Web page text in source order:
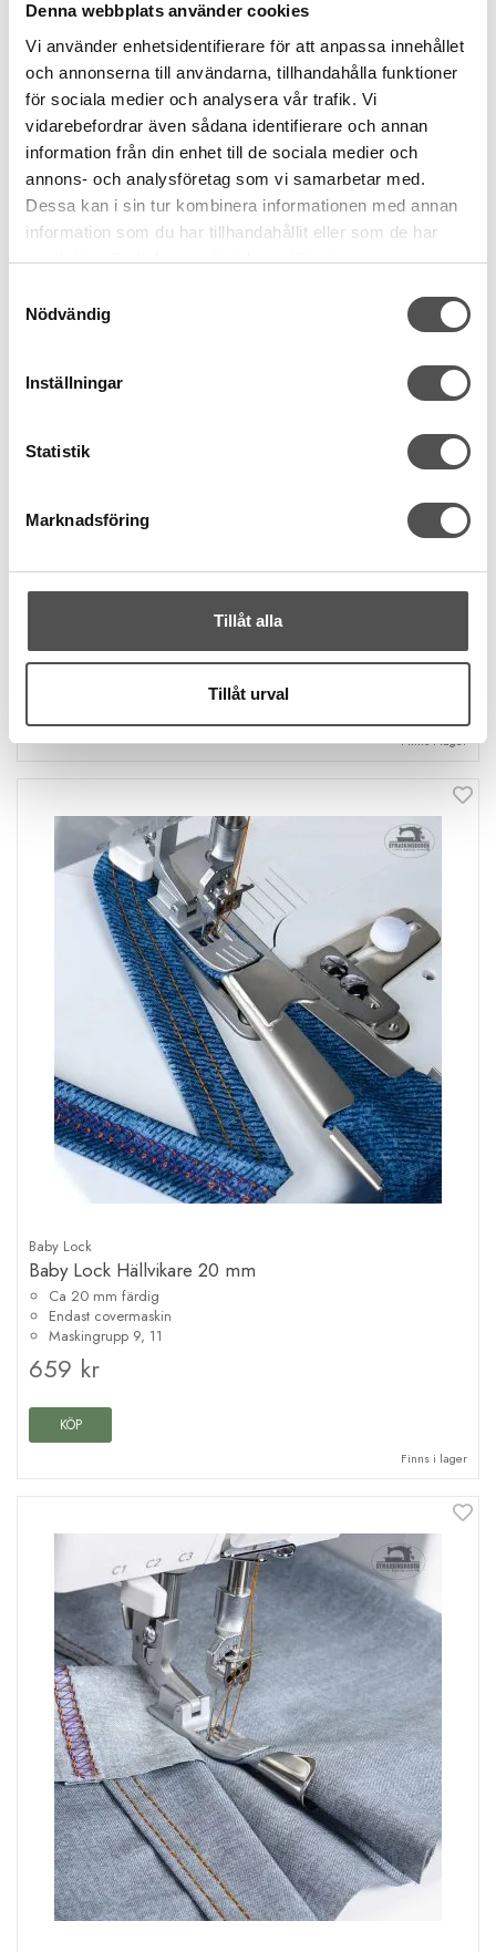
Denna webbplats använder cookies
Vi använder enhetsidentifierare för att anpassa innehållet
och annonserna till användarna, tillhandahålla funktioner
för sociala medier och analysera vår trafik. Vi
vidarebefordrar även sådana identifierare och annan
information från din enhet till de sociala medier och
annons- och analysföretag som vi samarbetar med.
Dessa kan i sin tur kombinera informationen med annan
information som du har tillhandahållit eller som de har
samlat in när du har använt deras tjänster.
Nödvändig
Inställningar
Statistik
Marknadsföring
Tillåt alla
Tillåt urval
Baby Lock
Ca 10 mm färdig hälla
659 kr
Finns i lager
Baby Lock
Baby Lock Hällvikare 20 mm
Ca 20 mm färdig
Endast covermaskin
Maskingrupp 9, 11
659 kr
KÖP
Finns i lager